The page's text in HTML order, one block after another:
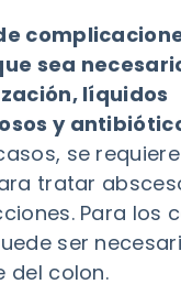
sea
líquidos
y
se
tratar
Para los
ser
del colon.